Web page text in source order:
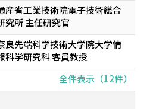
産省工業技術院電子技術総合
究所 主任研究官
良先端科学技術大学院大学情
科学研究科 客員教授
全件表示（12件）